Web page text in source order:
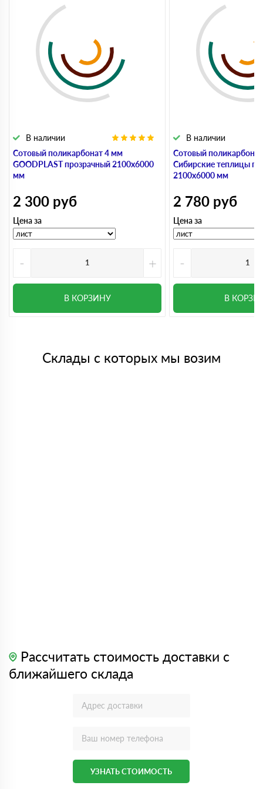
Сотовый поликарбонат 4 мм
GOODPLAST прозрачный 2100х6000
мм
В наличии
2 300 руб
Цена за
- +
В КОРЗИНУ
Сотовый
Сибирские теплицы
2100х6000 мм
В наличии
2 780 руб
Цена за
-
В
Склады с которых мы возим
Рассчитать стоимость доставки с
ближайшего склада
УЗНАТЬ СТОИМОСТЬ